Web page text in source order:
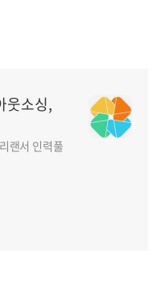
웃소싱,
랜서 인력풀